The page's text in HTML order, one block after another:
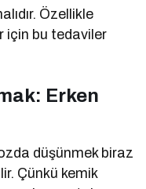
Özellikle
için bu tedaviler
Erken
düşünmek biraz
Çünkü kemik